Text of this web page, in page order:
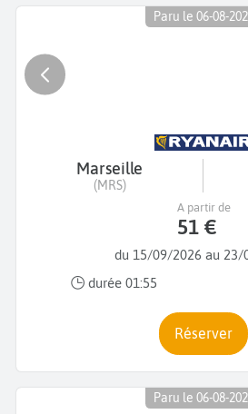
Paru le 06-08-
Marseille
(MRS)
du 15/09/2026 au 23/
durée 01:55
A partir de
51 €
Réserver
Paru le 06-08-